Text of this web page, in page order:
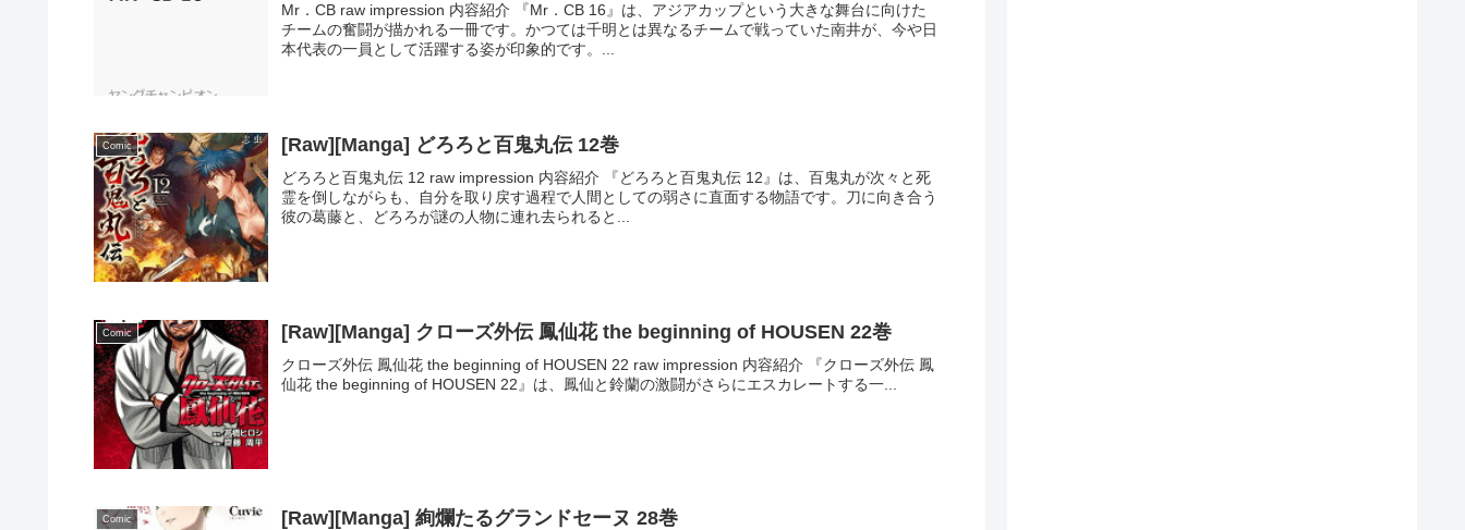
Mr．CB raw impression 内容紹介 『Mr．CB 16』は、アジアカップという大きな舞台に向けた
チームの奮闘が描かれる一冊です。かつては千明とは異なるチームで戦っていた南井が、今や日
本代表の一員として活躍する姿が印象的です。...
Comic [Raw][Manga] どろろと百鬼丸伝 12巻
どろろと百鬼丸伝 12 raw impression 内容紹介 『どろろと百鬼丸伝 12』は、百鬼丸が次々と死
霊を倒しながらも、自分を取り戻す過程で人間としての弱さに直面する物語です。刀に向き合う
彼の葛藤と、どろろが謎の人物に連れ去られると...
Comic [Raw][Manga] クローズ外伝 鳳仙花 the beginning of HOUSEN 22巻
クローズ外伝 鳳仙花 the beginning of HOUSEN 22 raw impression 内容紹介 『クローズ外伝 鳳
仙花 the beginning of HOUSEN 22』は、鳳仙と鈴蘭の激闘がさらにエスカレートする一...
Comic [Raw][Manga] 絢爛たるグランドセーヌ 28巻